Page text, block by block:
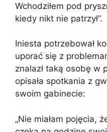
Wchodziłem pod
kiedy nikt nie patrzył”.
Iniesta potrzebował
uporać się z
znalazł taką osobę w
opisała spotkania z
swoim gabinecie:
„Nie miałam pojęcia,